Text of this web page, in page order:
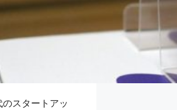
のスタートアッ